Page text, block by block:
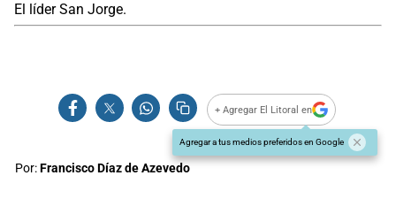
El líder San Jorge.
+ Agregar El Litoral en
Agregar a tus medios preferidos en Google
Por:Francisco Díaz de Azevedo